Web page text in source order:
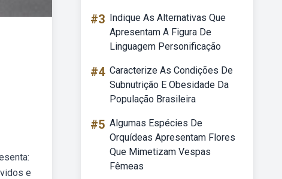
e
#3 Indique As Alternativas Que
Apresentam A Figura De
Linguagem Personificação
#4 Caracterize As Condições De
Subnutrição E Obesidade Da
População Brasileira
#5 Algumas Espécies De
Orquídeas Apresentam Flores
Que Mimetizam Vespas
Fêmeas